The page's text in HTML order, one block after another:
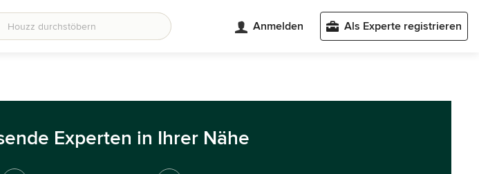
Anmelden Als Experte registrieren
Experten in Ihrer Nähe